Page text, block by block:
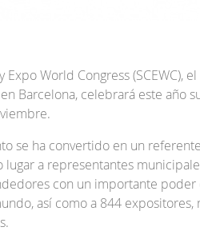
Expo World Congress
Barcelona, celebrará este año
se ha convertido en un
lugar a representantes
con un importante poder
así como a 844